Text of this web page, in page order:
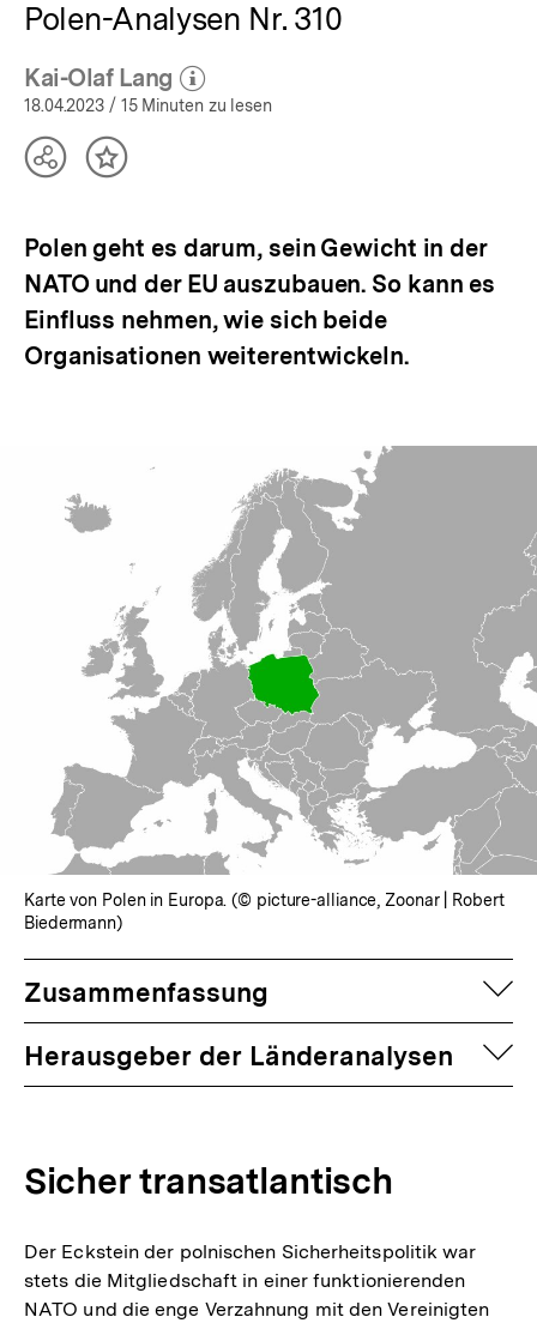
Polen-Analysen Nr. 310
Kai-Olaf Lang
(Mehr zum Autor)
öffnen
18.04.2023 / 15 Minuten zu lesen
TeilenInhalt
Polen geht es darum, sein Gewicht in der
NATO und der EU auszubauen. So kann es
Einfluss nehmen, wie sich beide
Organisationen weiterentwickeln.
Karte von Polen in Europa. (© picture-alliance, Zoonar | Robert
Biedermann)
Zusammenfassung
Herausgeber der Länderanalysen
Sicher transatlantisch
Der Eckstein der polnischen Sicherheitspolitik war
stets die Mitgliedschaft in einer funktionierenden
NATO und die enge Verzahnung mit den Vereinigten